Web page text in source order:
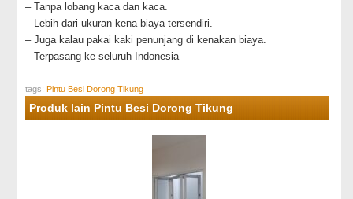
– Tanpa lobang kaca dan kaca.
– Lebih dari ukuran kena biaya tersendiri.
– Juga kalau pakai kaki penunjang di kenakan biaya.
– Terpasang ke seluruh Indonesia
tags:Pintu Besi Dorong Tikung
Produk lain Pintu Besi Dorong Tikung